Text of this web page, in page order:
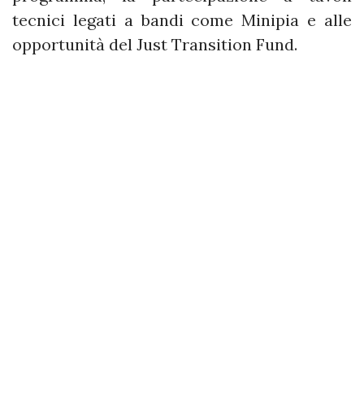
tecnici legati a bandi come Minipia e alle
opportunità del Just Transition Fund.